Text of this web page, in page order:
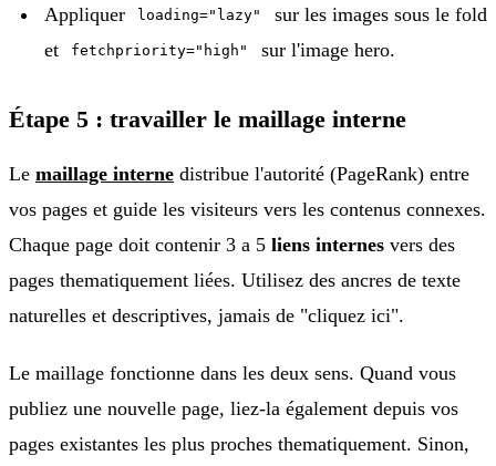
Appliquer
loading="lazy"
sur les images sous le fold
et
fetchpriority="high" sur l'image hero.
Étape 5 : travailler le maillage interne
Le maillage interne distribue l'autorité (PageRank) entre
vos pages et guide les visiteurs vers les contenus connexes.
Chaque page doit contenir 3 a 5 liens internes vers des
pages thematiquement liées. Utilisez des ancres de texte
naturelles et descriptives, jamais de "cliquez ici".
Le maillage fonctionne dans les deux sens. Quand vous
publiez une nouvelle page, liez-la également depuis vos
pages existantes les plus proches thematiquement. Sinon,